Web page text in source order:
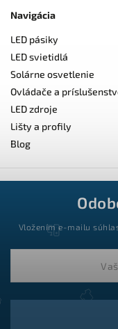
Navigácia
LED pásiky
LED svietidlá
Solárne osvetlenie
Ovládače a
LED zdroje
Lišty a profily
Blog
Vložením e-mailu